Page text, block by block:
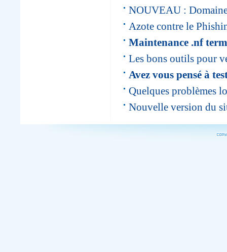
NOUVEAU :
Azote contre le
Maintenance .nf
Les bons outils pour
Avez vous pensé à
Quelques problèmes
Nouvelle version du